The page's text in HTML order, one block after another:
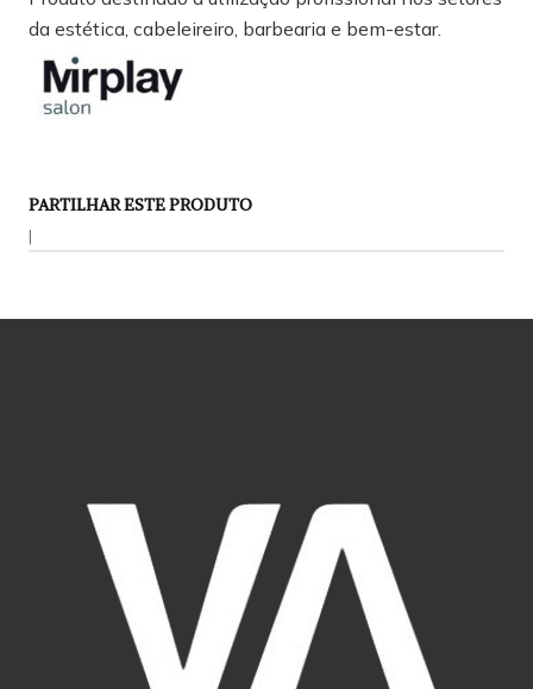
da estética, cabeleireiro, barbearia e bem-estar.
PARTILHAR ESTE PRODUTO
|